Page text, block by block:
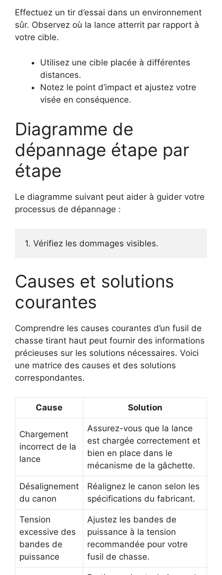
Effectuez un tir d’essai dans un environnement
sûr. Observez où la lance atterrit par rapport à
votre cible.
Utilisez une cible placée à différentes
distances.
Notez le point d’impact et ajustez votre
visée en conséquence.
Diagramme de
dépannage étape par
étape
Le diagramme suivant peut aider à guider votre
processus de dépannage :
1. Vérifiez les dommages visibles.
Causes et solutions
courantes
Comprendre les causes courantes d’un fusil de
chasse tirant haut peut fournir des informations
précieuses sur les solutions nécessaires. Voici
une matrice des causes et des solutions
correspondantes.
Cause Solution
Chargement
incorrect de la
lance
Assurez-vous que la lance
est chargée correctement et
bien en place dans le
mécanisme de la gâchette.
Désalignement
du canon
Réalignez le canon selon les
spécifications du fabricant.
Tension
excessive des
bandes de
puissance
Ajustez les bandes de
puissance à la tension
recommandée pour votre
fusil de chasse.